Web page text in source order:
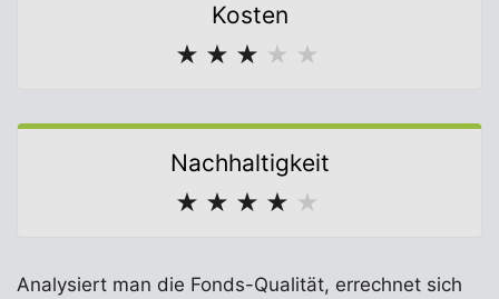
Kosten
★ ★ ★ ★ ★
Nachhaltigkeit
★ ★ ★ ★ ★
Analysiert man die Fonds-Qualität, errechnet sich